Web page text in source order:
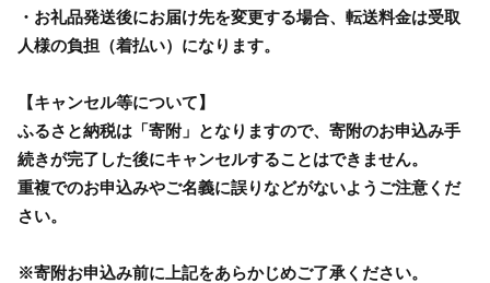
・お礼品発送後にお届け先を変更する場合、転送料金は受取
人様の負担（着払い）になります。
【キャンセル等について】
ふるさと納税は「寄附」となりますので、寄附のお申込み手
続きが完了した後にキャンセルすることはできません。
重複でのお申込みやご名義に誤りなどがないようご注意くだ
さい。
※寄附お申込み前に上記をあらかじめご了承ください。